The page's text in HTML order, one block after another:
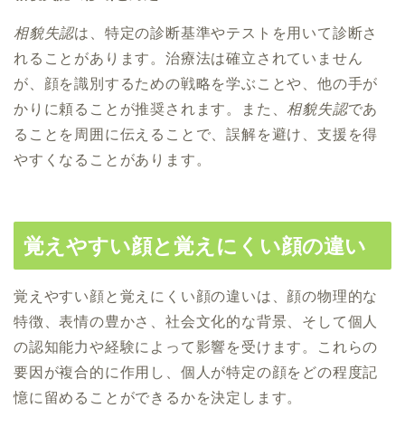
相貌失認は、特定の診断基準やテストを用いて診断さ
れることがあります。治療法は確立されていません
が、顔を識別するための戦略を学ぶことや、他の手が
かりに頼ることが推奨されます。また、相貌失認であ
ることを周囲に伝えることで、誤解を避け、支援を得
やすくなることがあります。
覚えやすい顔と覚えにくい顔の違い
覚えやすい顔と覚えにくい顔の違いは、顔の物理的な
特徴、表情の豊かさ、社会文化的な背景、そして個人
の認知能力や経験によって影響を受けます。これらの
要因が複合的に作用し、個人が特定の顔をどの程度記
憶に留めることができるかを決定します。